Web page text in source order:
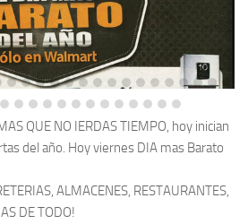
QUE NO IERDAS TIEMPO, hoy inician
del año. Hoy viernes DIA mas Barato
ALMACENES, RESTAURANTES,
DE TODO!